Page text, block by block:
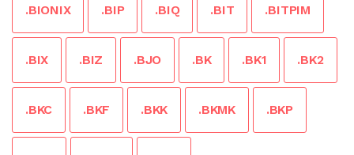
.BIONIX .BIP .BIQ .BIT .BITPIM
.BIX .BIZ .BJO .BK .BK1 .BK2
.BKC .BKF .BKK .BKMK .BKP